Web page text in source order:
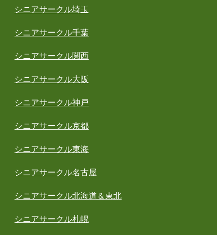
シニアサークル埼玉
シニアサークル千葉
シニアサークル関西
シニアサークル大阪
シニアサークル神戸
シニアサークル京都
シニアサークル東海
シニアサークル名古屋
シニアサークル北海道＆東北
シニアサークル札幌